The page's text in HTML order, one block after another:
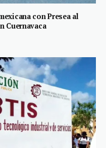
con Presea al
Cuernavaca